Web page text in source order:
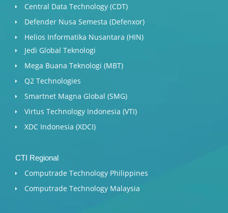
Central Data Technology (CDT)
Defender Nusa Semesta (Defenxor)
Helios Informatika Nusantara (HIN)
Jedi Global Teknologi
Mega Buana Teknologi (MBT)
Q2 Technologies
Smartnet Magna Global (SMG)
Virtus Technology Indonesia (VTI)
XDC Indonesia (XDCI)
CTI Regional
Computrade Technology Philippines
Computrade Technology Malaysia